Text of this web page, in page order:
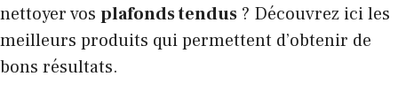
nettoyer vos plafonds tendus ? Découvrez ici les
meilleurs produits qui permettent d’obtenir de
bons résultats.